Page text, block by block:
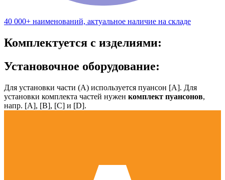
40 000+ наименований, актуальное наличие на складе
Комплектуется с изделиями:
Установочное оборудование:
Для установки части (А) используется пуансон [А]. Для
установки комплекта частей нужен комплект пуансонов,
напр. [А], [B], [С] и [D].